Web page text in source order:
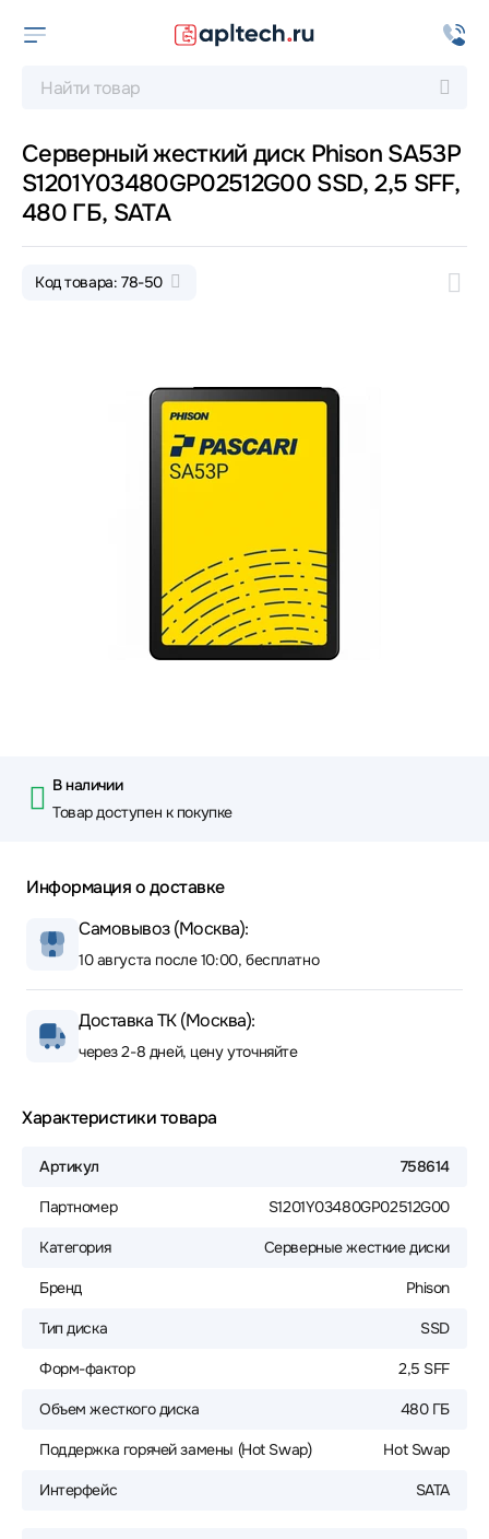
Серверный жесткий диск Phison SA53P
S1201Y03480GP02512G00 SSD, 2,5 SFF,
480 ГБ, SATA
Код товара: 78-50
В наличии
Товар доступен к покупке
Информация о доставке
Самовывоз (Москва):
10 августа после 10:00, бесплатно
Доставка ТК (Москва):
через 2-8 дней, цену уточняйте
Характеристики товара
Артикул 758614
Партномер S1201Y03480GP02512G00
Категория Серверные жесткие диски
Бренд Phison
Тип диска SSD
Форм-фактор 2,5 SFF
Объем жесткого диска 480 ГБ
Поддержка горячей замены (Hot Swap) Hot Swap
Интерфейс SATA